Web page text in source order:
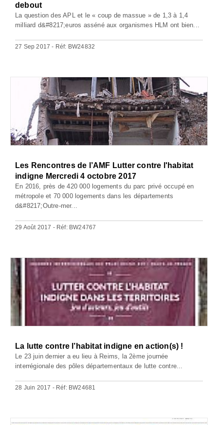
debout
La question des APL et le « coup de massue » de 1,3 à 1,4
milliard d&#8217;euros asséné aux organismes HLM ont bien...
27 Sep 2017 - Réf: BW24832
Les Rencontres de l’AMF Lutter contre l'habitat
indigne Mercredi 4 octobre 2017
En 2016, près de 420 000 logements du parc privé occupé en
métropole et 70 000 logements dans les départements
d&#8217;Outre-mer...
29 Août 2017 - Réf: BW24767
La lutte contre l’habitat indigne en action(s) !
Le 23 juin dernier a eu lieu à Reims, la 2ème journée
interrégionale des pôles départementaux de lutte contre...
28 Juin 2017 - Réf: BW24681